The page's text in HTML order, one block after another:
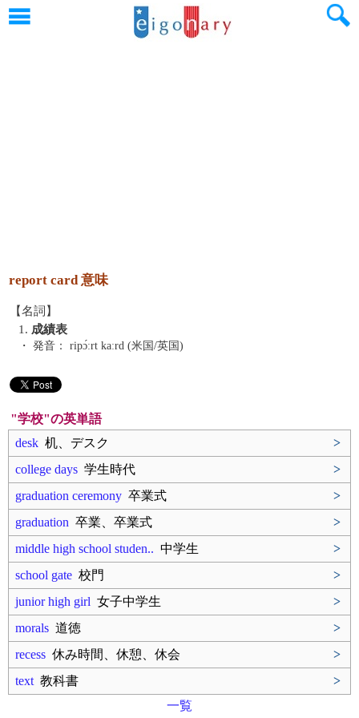
report card 意味
【名詞】
1. 成績表
・ 発音： ripɔ́ːrt kaːrd (米国/英国)
"学校"の英単語
desk 机、デスク
>
college days 学生時代
>
graduation ceremony 卒業式
>
graduation 卒業、卒業式
>
middle high school studen.. 中学生
>
school gate 校門
>
junior high girl 女子中学生
>
morals 道徳
>
recess 休み時間、休憩、休会
>
text 教科書
>
一覧